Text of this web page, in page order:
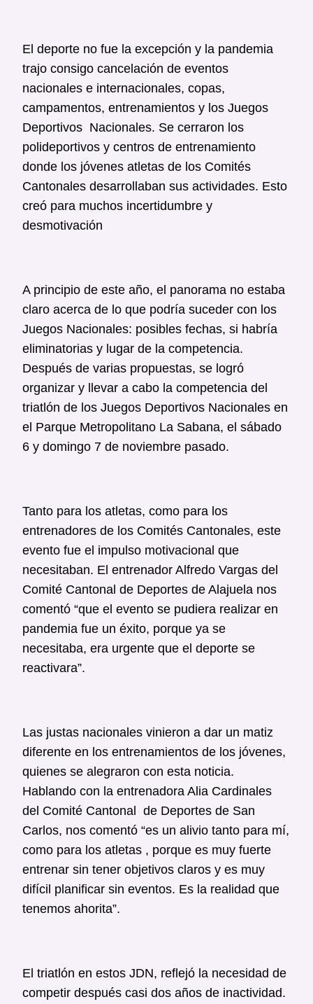
El deporte no fue la excepción y la pandemia
trajo consigo cancelación de eventos
nacionales e internacionales, copas,
campamentos, entrenamientos y los Juegos
Deportivos Nacionales. Se cerraron los
polideportivos y centros de entrenamiento
donde los jóvenes atletas de los Comités
Cantonales desarrollaban sus actividades. Esto
creó para muchos incertidumbre y
desmotivación
A principio de este año, el panorama no estaba
claro acerca de lo que podría suceder con los
Juegos Nacionales: posibles fechas, si habría
eliminatorias y lugar de la competencia.
Después de varias propuestas, se logró
organizar y llevar a cabo la competencia del
triatlón de los Juegos Deportivos Nacionales en
el Parque Metropolitano La Sabana, el sábado
6 y domingo 7 de noviembre pasado.
Tanto para los atletas, como para los
entrenadores de los Comités Cantonales, este
evento fue el impulso motivacional que
necesitaban. El entrenador Alfredo Vargas del
Comité Cantonal de Deportes de Alajuela nos
comentó “que el evento se pudiera realizar en
pandemia fue un éxito, porque ya se
necesitaba, era urgente que el deporte se
reactivara”.
Las justas nacionales vinieron a dar un matiz
diferente en los entrenamientos de los jóvenes,
quienes se alegraron con esta noticia.
Hablando con la entrenadora Alia Cardinales
del Comité Cantonal de Deportes de San
Carlos, nos comentó “es un alivio tanto para mí,
como para los atletas , porque es muy fuerte
entrenar sin tener objetivos claros y es muy
difícil planificar sin eventos. Es la realidad que
tenemos ahorita”.
El triatlón en estos JDN, reflejó la necesidad de
competir después casi dos años de inactividad.